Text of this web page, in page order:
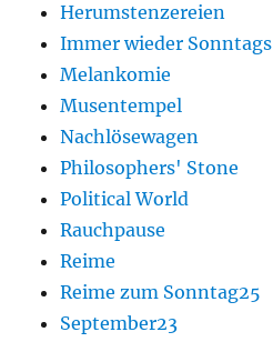
Herumstenzereien
Immer wieder Sonntags
Melankomie
Musentempel
Nachlösewagen
Philosophers' Stone
Political World
Rauchpause
Reime
Reime zum Sonntag25
September23